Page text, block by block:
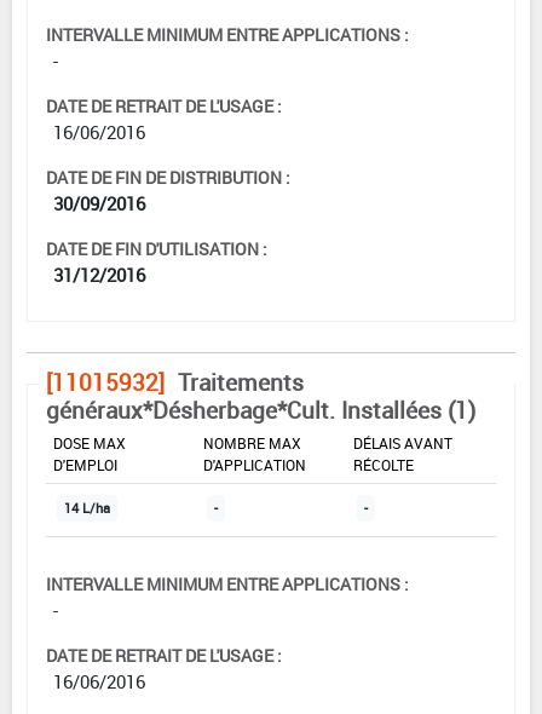
INTERVALLE MINIMUM ENTRE APPLICATIONS :
-
DATE DE RETRAIT DE L'USAGE :
16/06/2016
DATE DE FIN DE DISTRIBUTION :
30/09/2016
DATE DE FIN D'UTILISATION :
31/12/2016
[11015932] Traitements
généraux*Désherbage*Cult. Installées (1)
DOSE MAX
D'EMPLOI
NOMBRE MAX
D'APPLICATION
DÉLAIS AVANT
RÉCOLTE
14 L/ha - -
INTERVALLE MINIMUM ENTRE APPLICATIONS :
-
DATE DE RETRAIT DE L'USAGE :
16/06/2016